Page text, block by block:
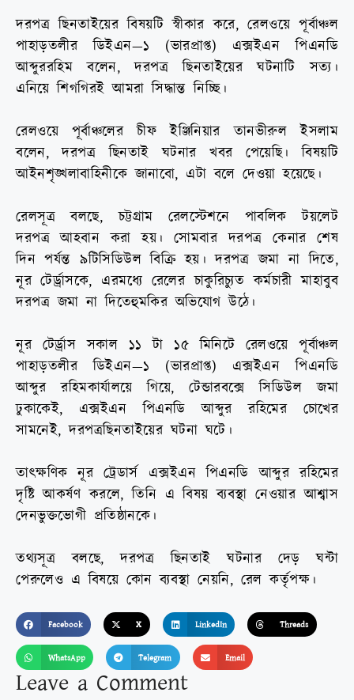
দরপত্র ছিনতাইয়ের বিষয়টি স্বীকার করে, রেলওয়ে পূর্বাঞ্চল
পাহাড়তলীর
ডিইএন—১ (ভারপ্রাপ্ত) এক্সইএন
পিএনডি
আব্দুররহিম বলেন,দরপত্র ছিনতাইয়ের ঘটনাটি
সত্য।
এনিয়ে শিগগিরই আমরা সিদ্ধান্ত নিচ্ছি।
রেলওয়ে পূর্বাঞ্চলের চীফ ইঞ্জিনিয়ার তানভীরুল
ইসলাম
বলেন,দরপত্র ছিনতাই ঘটনার খবর পেয়েছি।
বিষয়টি
আইনশৃঙ্খলাবাহিনীকে জানাবো, এটা বলে দেওয়া হয়েছে।
রেলসূত্র বলছে,চট্টগ্রাম রেলস্টেশনে পাবলিক
টয়লেট
দরপত্র আহবান করা হয়। সোমবার দরপত্র কেনার শেষ
দিন পর্যন্ত ৯টিসিডিউল বিক্রি হয়। দরপত্র জমা না দিতে,
নূর টের্ড্রাসকে, এরমধ্যে রেলের চাকুরিচ্যুত কর্মচারী মাহাবুব
দরপত্র জমা না দিতেহুমকির অভিযোগ উঠে।
নূর টের্ড্রাস সকাল ১১ টা ১৫ মিনিটে রেলওয়ে পূর্বাঞ্চল
পাহাড়তলীর
ডিইএন—১ (ভারপ্রাপ্ত) এক্সইএন
পিএনডি
আব্দুর
রহিমকার্যালয়ে গিয়ে,টেন্ডারবক্সে সিডিউল
জমা
ঢুকাকেই, এক্সইএন পিএনডি আব্দুর রহিমের
চোখের
সামনেই,দরপত্রছিনতাইয়ের ঘটনা ঘটে।
তাৎক্ষণিক নূর ট্রেডার্স এক্সইএন পিএনডি আব্দুর রহিমের
দৃষ্টি আকর্ষণ করলে,তিনি এ বিষয় ব্যবস্থা নেওয়ার আশ্বাস
দেনভুক্তভোগী প্রতিষ্ঠানকে।
তথ্যসূত্র বলছে,দরপত্র ছিনতাই ঘটনার দেড়
ঘন্টা
পেরুলেও এ বিষয়ে কোন ব্যবস্থা নেয়নি, রেল কর্তৃপক্ষ।
Facebook X LinkedIn Threads
WhatsApp Telegram Email
Leave a Comment